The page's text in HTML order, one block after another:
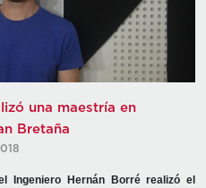
una maestría en
Bretaña
Ingeniero Hernán Borré realizó el